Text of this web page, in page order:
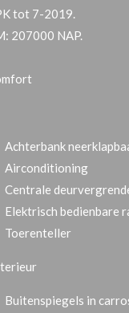
tot 7-2019.
207000 NAP.
Achterbank
Airconditioning
Centrale
Elektrisch bedienbare
Toerenteller
Buitenspiegels in